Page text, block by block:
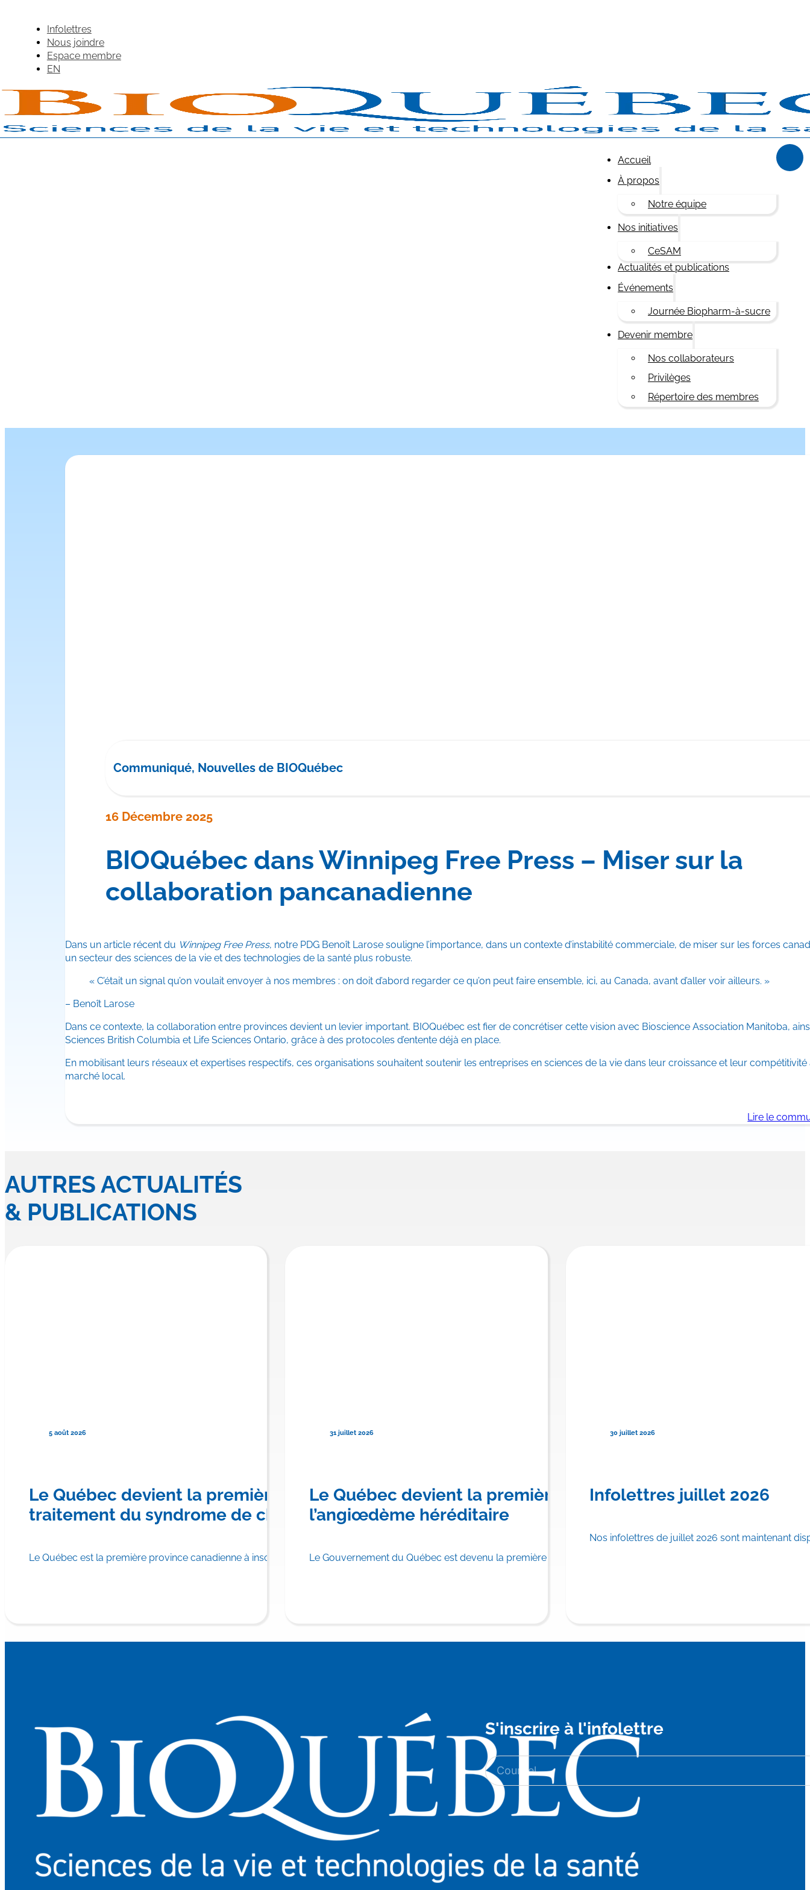
Accueil
À propos
Notre équipe
Nos initiatives
CeSAM
Actualités et publications
Événements
Journée Biopharm-à-sucre
Devenir membre
Nos collaborateurs
Privilèges
Répertoire des membres
Infolettres
Nous joindre
Espace membre
EN
Communiqué, Nouvelles de BIOQuébec
16 Décembre 2025
BIOQuébec dans Winnipeg Free Press – Miser sur la
collaboration pancanadienne
Dans un article récent du Winnipeg Free Press, notre PDG Benoît Larose souligne l’importance, dans un contexte d’instabilité commerciale, de miser sur les forces
un secteur des sciences de la vie et des technologies de la santé plus robuste.
« C’était un signal qu’on voulait envoyer à nos membres : on doit d’abord regarder ce qu’on peut faire ensemble, ici, au Canada, avant d’aller voir ailleurs. »
– Benoît Larose
Dans ce contexte, la collaboration entre provinces devient un levier important. BIOQuébec est fier de concrétiser cette vision avec Bioscience Association Manitoba,
Sciences British Columbia et Life Sciences Ontario, grâce à des protocoles d’entente déjà en place.
En mobilisant leurs réseaux et expertises respectifs, ces organisations souhaitent soutenir les entreprises en sciences de la vie dans leur croissance et leur
marché local.
Lire le
AUTRES ACTUALITÉS
& PUBLICATIONS
5 août 2026
Le Québec devient la première province canadienne à rembourser TRYNGOLZA® pour le
traitement du syndrome de chylomicronémie familiale
Le Québec est la première province canadienne à inscrire TRYNGOLZA® (olézarsen) aux Listes des médicaments du régime public d’assurance médicaments.
31 juillet 2026
Le Québec devient la première province canadienne à offrir
l’angiœdème héréditaire
Le Gouvernement du Québec est devenu la première province canadienne à inscrire…
30 juillet 2026
Infolettres juillet 2026
Nos infolettres de juillet 2026 sont maintenant
S'inscrire à l'infolettre